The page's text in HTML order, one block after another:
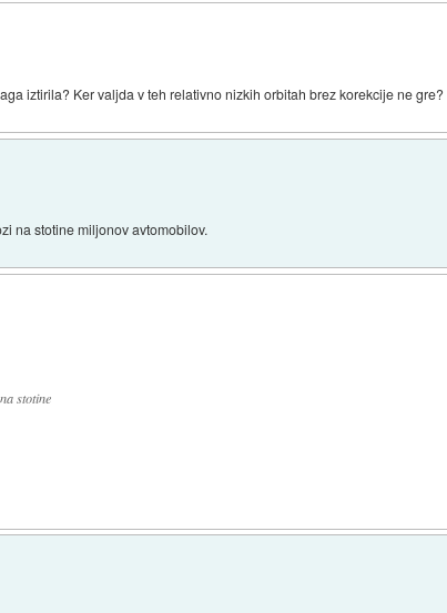
iztirila? Ker valjda v teh relativno nizkih orbitah brez korekcije ne gre?
na stotine miljonov avtomobilov.
stotine